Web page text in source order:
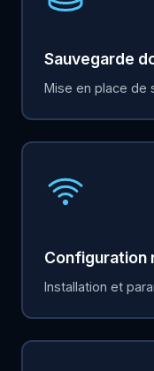
Sauvegarde
Mise en place de
Configuration
Installation et